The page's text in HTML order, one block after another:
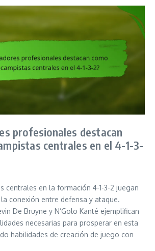
profesionales destacan
centrales en el 4-1-3-
centrales en la formación 4-1-3-2 juegan
conexión entre defensa y ataque.
De Bruyne y N’Golo Kanté ejemplifican
necesarias para prosperar en esta
habilidades de creación de juego con